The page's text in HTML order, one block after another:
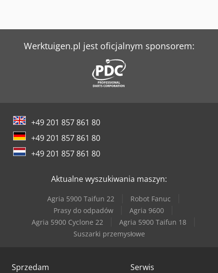
Werktuigen.pl jest oficjalnym sponsorem:
+49 201 857 861 80
+49 201 857 861 80
+49 201 857 861 80
Aktualne wyszukiwania maszyn:
Agria 5900 Taifun 22
Robot Fanuc
Prasy do odpadów
Agria 9600
Agria 5900 Cyclone 22
Agria 5900 Taifun 18
Suszarki przemysłowe
Sprzedam Serwis